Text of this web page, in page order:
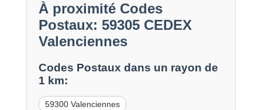
À proximité Codes
Postaux: 59305 CEDEX
Valenciennes
Codes Postaux dans un rayon de
1 km:
59300 Valenciennes